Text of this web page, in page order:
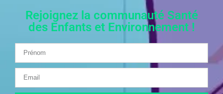
Rejoignez la communauté Santé
des Enfants et Environnement !